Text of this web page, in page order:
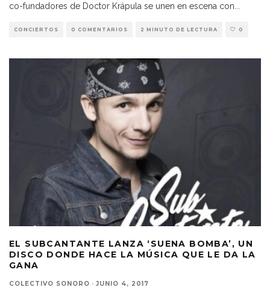
co-fundadores de Doctor Krápula se unen en escena con...
CONCIERTOS 0 COMENTARIOS 2 MINUTO DE LECTURA 0
EL SUBCANTANTE LANZA ‘SUENA BOMBA’, UN
DISCO DONDE HACE LA MÚSICA QUE LE DA LA
GANA
COLECTIVO SONORO · JUNIO 4, 2017